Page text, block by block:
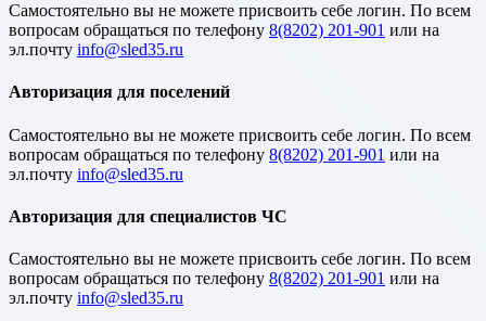
Cамостоятельно вы не можете присвоить себе логин. По всем
вопросам обращаться по телефону 8(8202) 201-901 или на
эл.почту
Авторизация для поселений
Cамостоятельно вы не можете присвоить себе логин. По всем
вопросам обращаться по телефону 8(8202) 201-901 или на
эл.почту
Авторизация для специалистов ЧС
Cамостоятельно вы не можете присвоить себе логин. По всем
вопросам обращаться по телефону 8(8202) 201-901 или на
эл.почту